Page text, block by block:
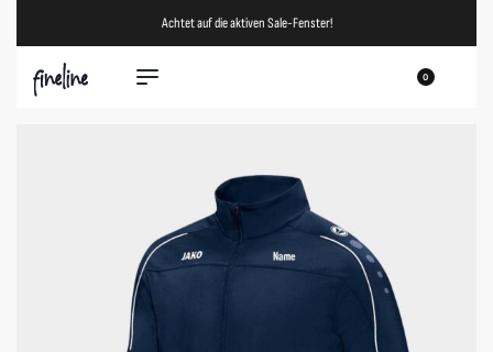
Achtet auf die aktiven Sale-Fenster!
0